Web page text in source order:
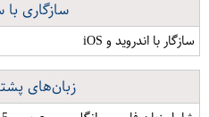
سازگاری
سازگار با اندروید و iOS
زبان‌های